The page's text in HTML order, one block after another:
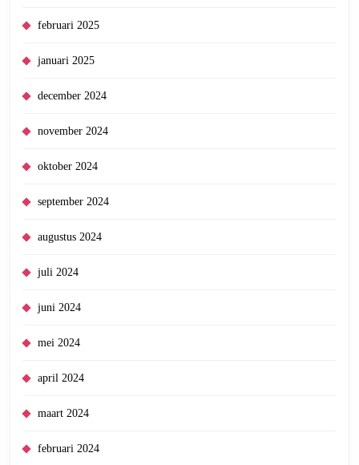
februari 2025
januari 2025
december 2024
november 2024
oktober 2024
september 2024
augustus 2024
juli 2024
juni 2024
mei 2024
april 2024
maart 2024
februari 2024